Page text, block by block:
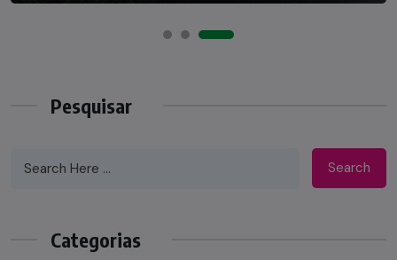
Pesquisar
Search
Categorias